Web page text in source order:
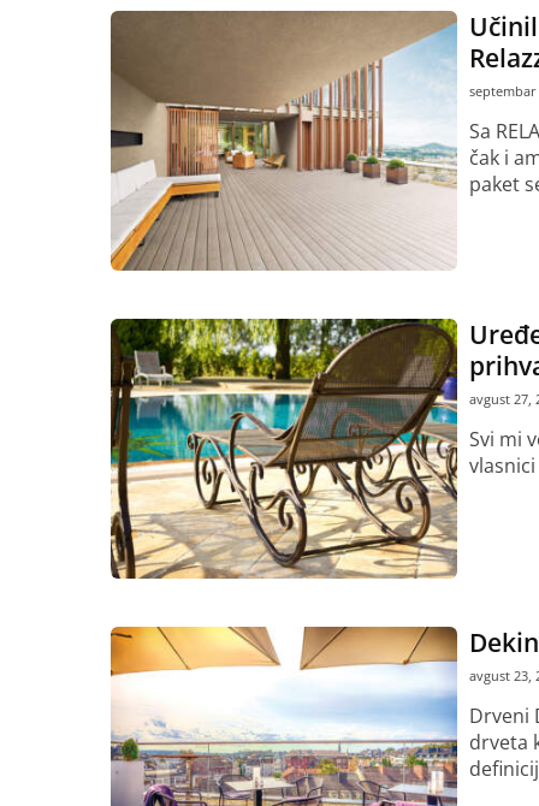
septembar
Sa
čak i
paket
avgust 27,
Svi mi
avgust 23,
Drveni
drveta